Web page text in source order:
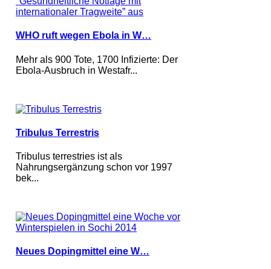
WHO ruft wegen Ebola in W…
Mehr als 900 Tote, 1700 Infizierte: Der
Ebola-Ausbruch in Westafr...
Tribulus Terrestris
Tribulus terrestries ist als
Nahrungsergänzung schon vor 1997
bek...
Neues Dopingmittel eine W…